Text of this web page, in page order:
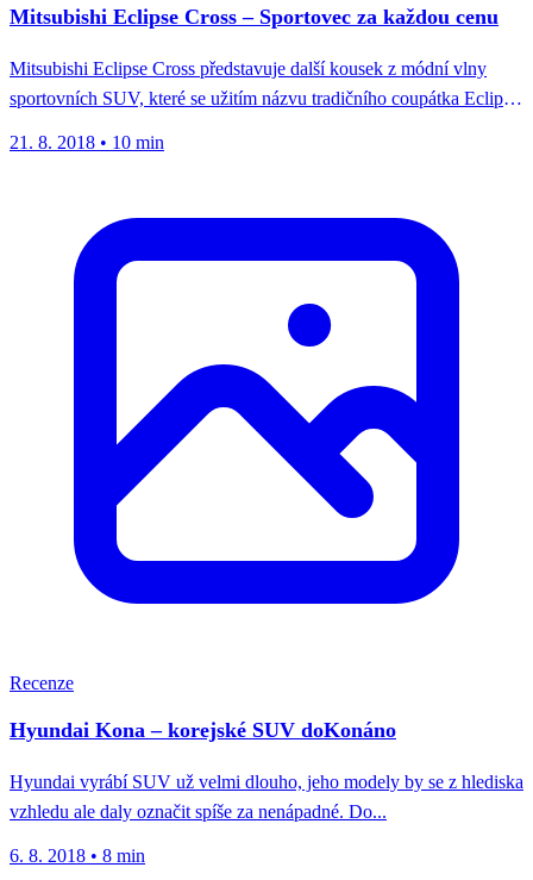
Mitsubishi Eclipse Cross – Sportovec za každou cenu
Mitsubishi Eclipse Cross představuje další kousek z módní vlny
sportovních SUV, které se užitím názvu tradičního coupátka Eclipse
21. 8. 2018 • 10 min
Recenze
Hyundai Kona – korejské SUV doKonáno
Hyundai vyrábí SUV už velmi dlouho, jeho modely by se z hlediska
vzhledu ale daly označit spíše za nenápadné. Do...
6. 8. 2018 • 8 min